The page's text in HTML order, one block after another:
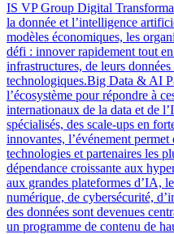
IS VP Group Digital
la donnée et l’intelligence
modèles économiques, les
défi : innover rapidement tout
infrastructures, de leurs
technologiques.Big Data & AI
l’écosystème pour répondre à
internationaux de la data et de
spécialisés, des scale-ups en
innovantes, l’événement
technologies et partenaires les
dépendance croissante aux
aux grandes plateformes d’IA,
numérique, de cybersécurité,
des données sont devenues
un programme de contenu de